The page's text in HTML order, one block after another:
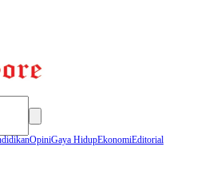
OpiniGaya HidupEkonomiEditorial